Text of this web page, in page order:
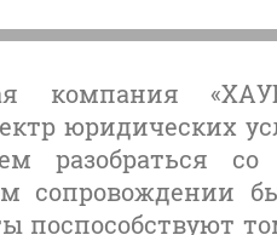
компания
юридических
разобраться
сопровождении
поспособствуют